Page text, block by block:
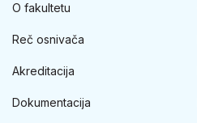
O fakultetu
Reč osnivača
Akreditacija
Dokumentacija